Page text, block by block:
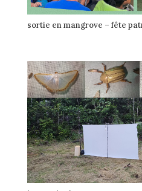
sortie en mangrove – fête